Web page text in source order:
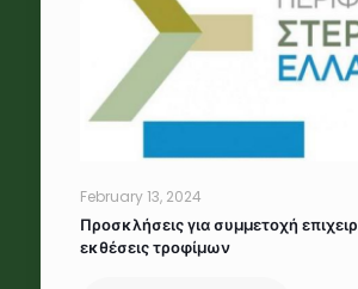
February 13, 2024
Προσκλήσεις για συμμετοχή
εκθέσεις τροφίμων